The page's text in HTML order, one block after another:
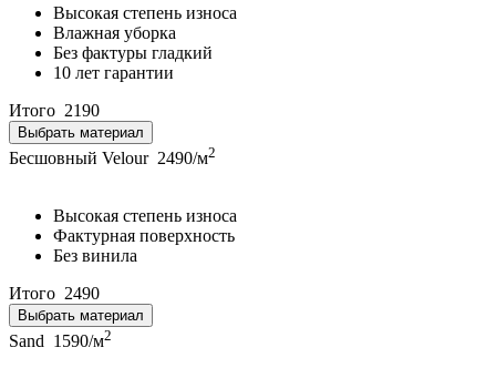
Высокая степень износа
Влажная уборка
Без фактуры гладкий
10 лет гарантии
Итого 2190
Выбрать материал
Бесшовный Velour 2490/м2
Высокая степень износа
Фактурная поверхность
Без винила
Итого 2490
Выбрать материал
Sand 1590/м2